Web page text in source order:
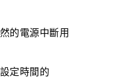
的電源中斷用
定時間的